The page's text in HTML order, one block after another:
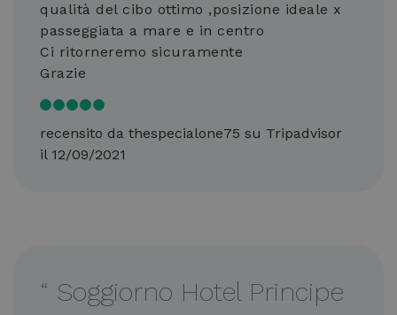
qualità del cibo ottimo ,posizione ideale x
passeggiata a mare e in centro
Ci ritorneremo sicuramente
Grazie
recensito da thespecialone75 su Tripadvisor
il 12/09/2021
“ Soggiorno Hotel Principe